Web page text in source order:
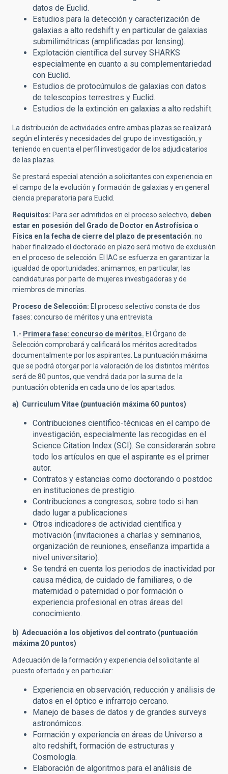
datos de Euclid.
Estudios para la detección y caracterización de
galaxias a alto redshift y en particular de galaxias
submilimétricas (amplificadas por lensing).
Explotación científica del survey SHARKS
especialmente en cuanto a su complementariedad
con Euclid.
Estudios de protocúmulos de galaxias con datos
de telescopios terrestres y Euclid.
Estudios de la extinción en galaxias a alto redshift.
La distribución de actividades entre ambas plazas se realizará
según el interés y necesidades del grupo de investigación, y
teniendo en cuenta el perfil investigador de los adjudicatarios
de las plazas.
Se prestará especial atención a solicitantes con experiencia en
el campo de la evolución y formación de galaxias y en general
ciencia preparatoria para Euclid.
Requisitos: Para ser admitidos en el proceso selectivo, deben
estar en posesión del Grado de Doctor en Astrofísica o
Física en la fecha de cierre del plazo de presentación: no
haber finalizado el doctorado en plazo será motivo de exclusión
en el proceso de selección. El IAC se esfuerza en garantizar la
igualdad de oportunidades: animamos, en particular, las
candidaturas por parte de mujeres investigadoras y de
miembros de minorías.
Proceso de Selección: El proceso selectivo consta de dos
fases: concurso de méritos y una entrevista.
1.- Primera fase: concurso de méritos. El Órgano de
Selección comprobará y calificará los méritos acreditados
documentalmente por los aspirantes. La puntuación máxima
que se podrá otorgar por la valoración de los distintos méritos
será de 80 puntos, que vendrá dada por la suma de la
puntuación obtenida en cada uno de los apartados.
a) Curriculum Vitae (puntuación máxima 60 puntos)
Contribuciones científico-técnicas en el campo de
investigación, especialmente las recogidas en el
Science Citation Index (SCI). Se considerarán sobre
todo los artículos en que el aspirante es el primer
autor.
Contratos y estancias como doctorando o postdoc
en instituciones de prestigio.
Contribuciones a congresos, sobre todo si han
dado lugar a publicaciones
Otros indicadores de actividad científica y
motivación (invitaciones a charlas y seminarios,
organización de reuniones, enseñanza impartida a
nivel universitario).
Se tendrá en cuenta los periodos de inactividad por
causa médica, de cuidado de familiares, o de
maternidad o paternidad o por formación o
experiencia profesional en otras áreas del
conocimiento.
b) Adecuación a los objetivos del contrato (puntuación
máxima 20 puntos)
Adecuación de la formación y experiencia del solicitante al
puesto ofertado y en particular:
Experiencia en observación, reducción y análisis de
datos en el óptico e infrarrojo cercano.
Manejo de bases de datos y de grandes surveys
astronómicos.
Formación y experiencia en áreas de Universo a
alto redshift, formación de estructuras y
Cosmología.
Elaboración de algoritmos para el análisis de